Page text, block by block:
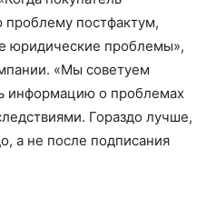
постфактум,
юридические проблемы»,
«Мы советуем
информацию о проблемах
Гораздо лучше,
а не после подписания